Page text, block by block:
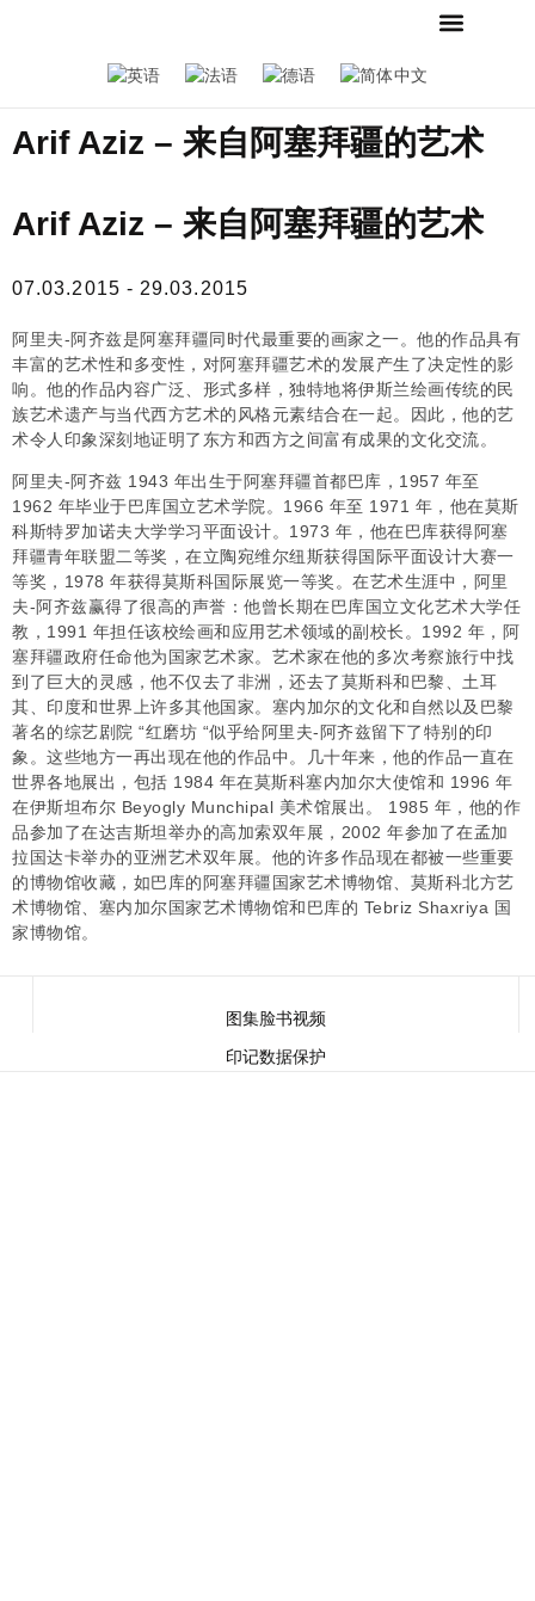
Arif Aziz – 来自阿塞拜疆的艺术
Arif Aziz – 来自阿塞拜疆的艺术
07.03.2015 - 29.03.2015
阿里夫-阿齐兹是阿塞拜疆同时代最重要的画家之一。他的作品具有
丰富的艺术性和多变性，对阿塞拜疆艺术的发展产生了决定性的影
响。他的作品内容广泛、形式多样，独特地将伊斯兰绘画传统的民
族艺术遗产与当代西方艺术的风格元素结合在一起。因此，他的艺
术令人印象深刻地证明了东方和西方之间富有成果的文化交流。
阿里夫-阿齐兹 1943 年出生于阿塞拜疆首都巴库，1957 年至
1962 年毕业于巴库国立艺术学院。1966 年至 1971 年，他在莫斯
科斯特罗加诺夫大学学习平面设计。1973 年，他在巴库获得阿塞
拜疆青年联盟二等奖，在立陶宛维尔纽斯获得国际平面设计大赛一
等奖，1978 年获得莫斯科国际展览一等奖。在艺术生涯中，阿里
夫-阿齐兹赢得了很高的声誉：他曾长期在巴库国立文化艺术大学任
教，1991 年担任该校绘画和应用艺术领域的副校长。1992 年，阿
塞拜疆政府任命他为国家艺术家。艺术家在他的多次考察旅行中找
到了巨大的灵感，他不仅去了非洲，还去了莫斯科和巴黎、土耳
其、印度和世界上许多其他国家。塞内加尔的文化和自然以及巴黎
著名的综艺剧院 “红磨坊 “似乎给阿里夫-阿齐兹留下了特别的印
象。这些地方一再出现在他的作品中。几十年来，他的作品一直在
世界各地展出，包括 1984 年在莫斯科塞内加尔大使馆和 1996 年
在伊斯坦布尔 Beyogly Munchipal 美术馆展出。 1985 年，他的作
品参加了在达吉斯坦举办的高加索双年展，2002 年参加了在孟加
拉国达卡举办的亚洲艺术双年展。他的许多作品现在都被一些重要
的博物馆收藏，如巴库的阿塞拜疆国家艺术博物馆、莫斯科北方艺
术博物馆、塞内加尔国家艺术博物馆和巴库的 Tebriz Shaxriya 国
家博物馆。
图集脸书视频
印记数据保护